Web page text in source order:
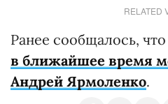
RELATED
Ранее сообщалось,
в ближайшее время
Андрей Ярмоленко.